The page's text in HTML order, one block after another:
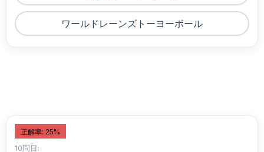
ワールドレーンズトーヨーボール
正解率: 25%
10問目: